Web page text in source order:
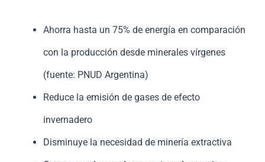
Ahorra hasta un 75% de energía en comparación
con la producción desde minerales vírgenes
(fuente: PNUD Argentina)
Reduce la emisión de gases de efecto
invernadero
Disminuye la necesidad de minería extractiva